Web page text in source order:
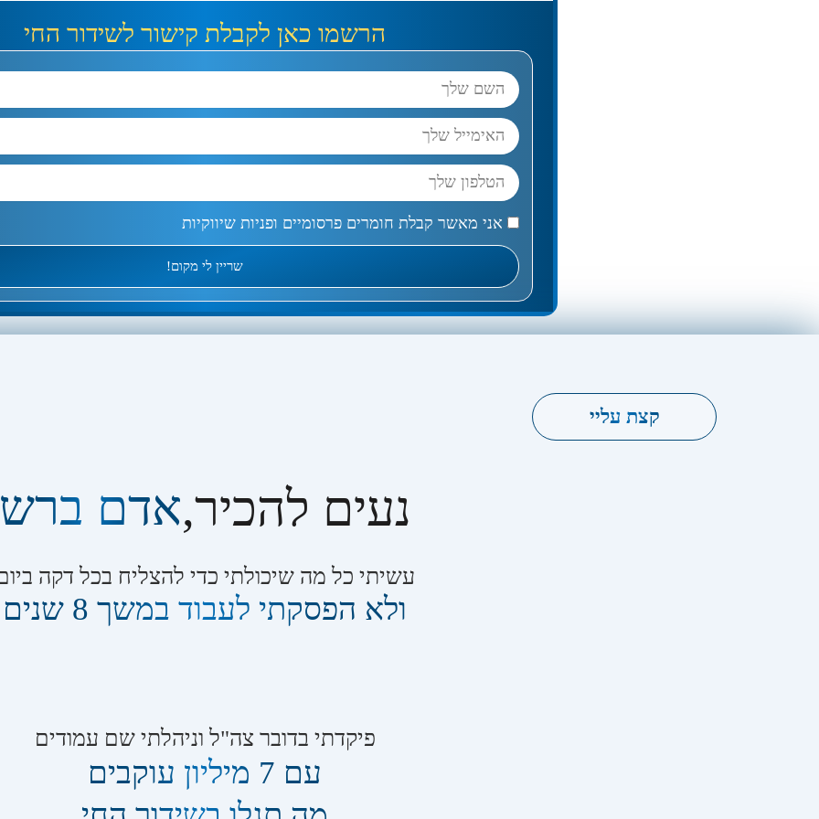
הרשמו כאן לקבלת קישור לשידור החי
name
mail
phone
אני
קבלת
דיוור
אני מאשר קבלת חומרים פרסומיים ופניות שיווקיות
שריין לי מקום!
קצת עליי
נעים להכיר,אדם
עשיתי כל מה שיכולתי כדי להצליח בכל דקה
ולא הפסקתי לעבוד במשך 8 שנים
פיקדתי בדובר צה"ל וניהלתי שם עמודים
עם 7 מיליון עוקבים